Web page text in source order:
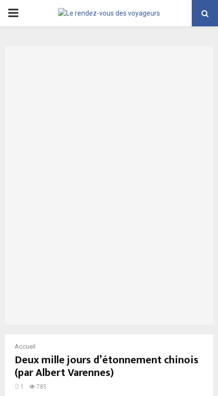
PRIMARY
Accueil
Deux mille jours d’étonnement chinois
(par Albert Varennes)
1 785